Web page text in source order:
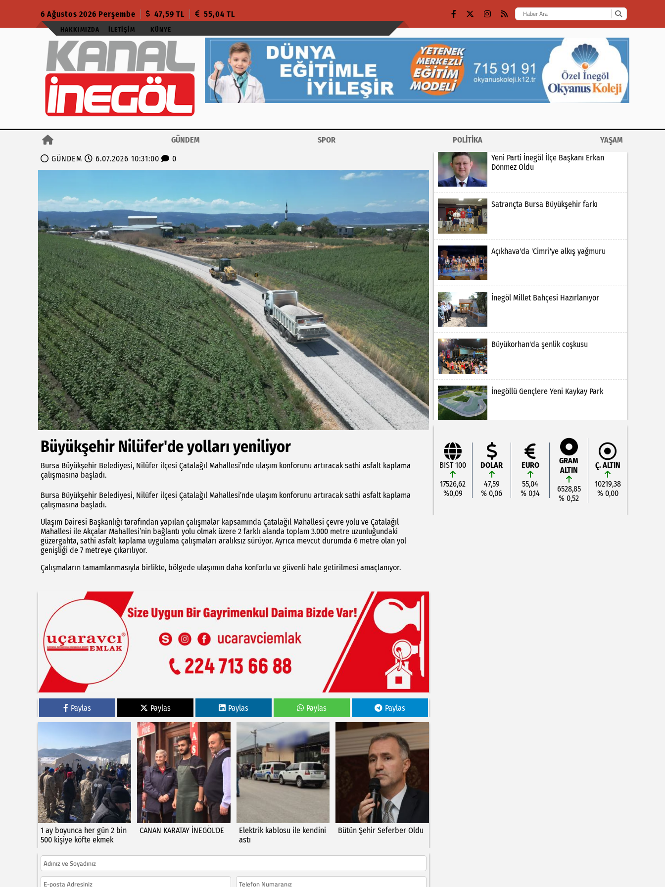
6 Ağustos 2026 Perşembe 47,59 TL 55,04 TL
HAKKIMIZDA İLETIŞIM KÜNYE
GÜNDEM SPOR POLİTİKA
YAŞAM
GÜNDEM
6.07.2026 10:31:00 0
Büyükşehir Nilüfer'de yolları yeniliyor
Bursa Büyükşehir Belediyesi, Nilüfer ilçesi Çatalağıl Mahallesi’nde ulaşım konforunu artıracak sathi asfalt kaplama
çalışmasına başladı.
Bursa Büyükşehir Belediyesi, Nilüfer ilçesi Çatalağıl Mahallesi’nde ulaşım konforunu artıracak sathi asfalt kaplama
çalışmasına başladı.
Ulaşım Dairesi Başkanlığı tarafından yapılan çalışmalar kapsamında Çatalağıl Mahallesi çevre yolu ve Çatalağıl
Mahallesi ile Akçalar Mahallesi’nin bağlantı yolu olmak üzere 2 farklı alanda toplam 3.000 metre uzunluğundaki
güzergahta, sathi asfalt kaplama uygulama çalışmaları aralıksız sürüyor. Ayrıca mevcut durumda 6 metre olan yol
genişliği de 7 metreye çıkarılıyor.
Çalışmaların tamamlanmasıyla birlikte, bölgede ulaşımın daha konforlu ve güvenli hale getirilmesi amaçlanıyor.
Paylas Paylas Paylas Paylas Paylas
1 ay boyunca her gün 2 bin
500 kişiye köfte ekmek
CANAN KARATAY İNEGÖL'DE
Elektrik kablosu ile kendini
astı
Bütün Şehir Seferber Oldu
Yeni Parti İnegöl İlçe Başkanı Erkan
Dönmez Oldu
Satrançta Bursa Büyükşehir farkı
Açıkhava'da 'Cimri'ye alkış yağmuru
İnegöl Millet Bahçesi Hazırlanıyor
Büyükorhan'da şenlik coşkusu
İnegöllü Gençlere Yeni Kaykay Park
BIST 100
17526,62
%0,09
DOLAR
47,59
% 0,06
EURO
55,04
% 0,14
GRAM
ALTIN
6528,85
% 0,52
Ç. ALTIN
10219,38
% 0,00